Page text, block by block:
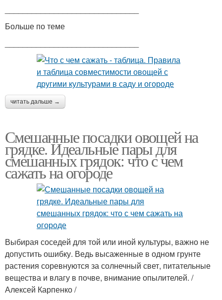
Больше по теме
читать дальше →
Смешанные посадки овощей на
грядке. Идеальные пары для
смешанных грядок: что с чем
сажать на огороде
Выбирая соседей для той или иной культуры, важно не
допустить ошибку. Ведь высаженные в одном грунте
растения соревнуются за солнечный свет, питательные
вещества и влагу в почве, внимание опылителей. /
Алексей Карпенко /